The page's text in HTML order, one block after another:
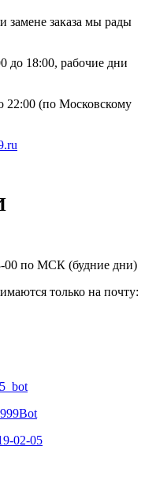
замене заказа мы рады
до 18:00, рабочие дни
22:00 (по Московскому
00 по МСК (будние дни)
только на почту:
02-05